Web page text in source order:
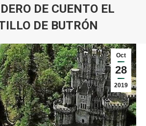
DE CUENTO EL
DE BUTRÓN
Oct
28
2019